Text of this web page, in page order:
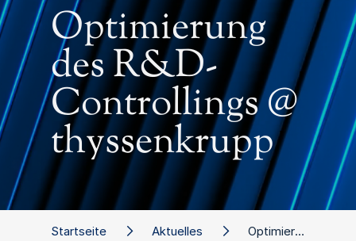
Startseite Aktuelles Optimierung des R&D- Controllings @ thyssenkrupp
Optimierung
des R&D-
Controllings @
thyssenkrupp